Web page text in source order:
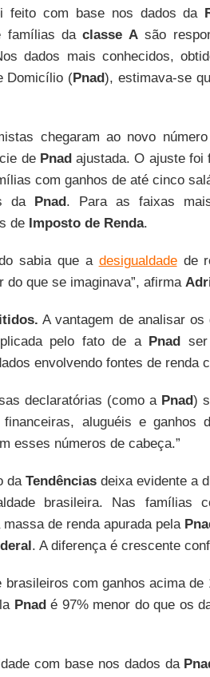
com base nos dados da
famílias daclasse Asão
dados mais conhecidos,
Domicílio (Pnad), estimava-se
chegaram ao novo
de Pnadajustada. O ajuste foi
com ganhos de até cinco
da Pnad. Para as faixas
de Imposto de Renda.
sabia que a desigualdadede
do que se imaginava”, afirma
A vantagem de analisar os
pelo fato de a Pnad
envolvendo fontes de renda
declaratórias (como a Pnad)
financeiras, aluguéis e ganhos
esses números de cabeça.”
daTendências deixa evidente a
brasileira. Nas famílias
de renda apurada pela
. A diferença é crescente
brasileiros com ganhos acima
Pnadé 97% menor do que os
com base nos dados da